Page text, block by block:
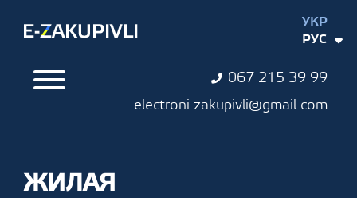
067 215 39 99
electroni.zakupivli@gmail.com
УКР
РУС
ЖИЛАЯ